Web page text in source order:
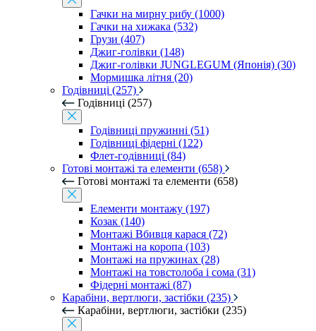
Гачки на мирну рибу (1000)
Гачки на хижака (532)
Грузи (407)
Джиг-голівки (148)
Джиг-голівки JUNGLEGUM (Японія) (30)
Мормишка літня (20)
Годівниці (257)
Годівниці (257)
Годівниці пружинні (51)
Годівниці фідерні (122)
Флет-годівниці (84)
Готові монтажі та елементи (658)
Готові монтажі та елементи (658)
Елементи монтажу (197)
Козак (140)
Монтажі Вбивця карася (72)
Монтажі на коропа (103)
Монтажі на пружинах (28)
Монтажі на товстолоба і сома (31)
Фідерні монтажі (87)
Карабіни, вертлюги, застібки (235)
Карабіни, вертлюги, застібки (235)